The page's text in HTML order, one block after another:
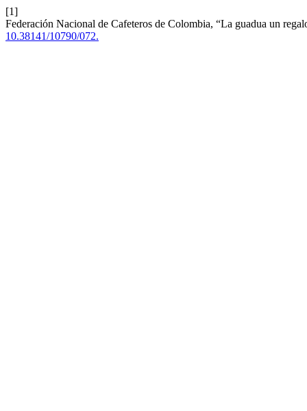
[1]
Federación Nacional de Cafeteros de Colombia, “La guadua un
10.38141/10790/072.